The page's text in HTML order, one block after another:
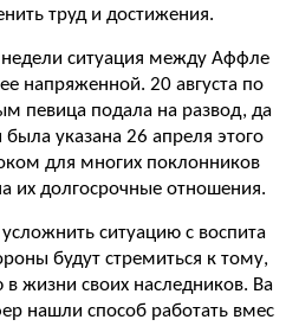
труд и достижения.
ситуация между Аффле
напряженной. 20 августа по
певица подала на развод, да
была указана 26 апреля этого
для многих поклонников
их долгосрочные отношения.
ситуацию с воспита
будут стремиться к тому,
жизни своих наследников. Ва
нашли способ работать вмес